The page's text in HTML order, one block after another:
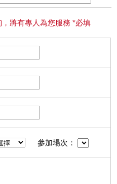
將有專人為您服務 *必填
參加場次：